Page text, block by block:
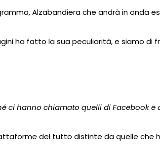
Alzabandiera che andrà in onda
ha fatto la sua peculiarità, e siamo di
ci hanno chiamato quelli di Facebooke
del tutto distinte da quelle che